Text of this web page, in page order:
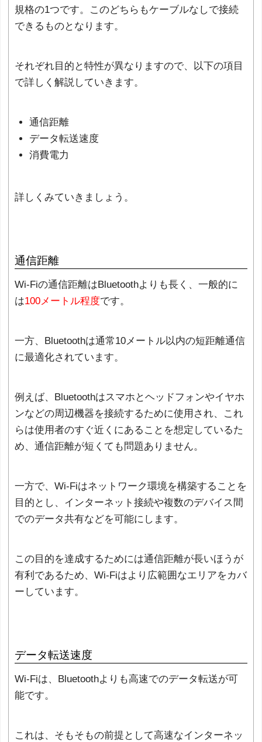
規格の1つです。このどちらもケーブルなしで接続
できるものとなります。
それぞれ目的と特性が異なりますので、以下の項目
で詳しく解説していきます。
通信距離
データ転送速度
消費電力
詳しくみていきましょう。
通信距離
Wi-Fiの通信距離はBluetoothよりも長く、一般的に
は100メートル程度です。
一方、Bluetoothは通常10メートル以内の短距離通信
に最適化されています。
例えば、Bluetoothはスマホとヘッドフォンやイヤホ
ンなどの周辺機器を接続するために使用され、これ
らは使用者のすぐ近くにあることを想定しているた
め、通信距離が短くても問題ありません。
一方で、Wi-Fiはネットワーク環境を構築することを
目的とし、インターネット接続や複数のデバイス間
でのデータ共有などを可能にします。
この目的を達成するためには通信距離が長いほうが
有利であるため、Wi-Fiはより広範囲なエリアをカバ
ーしています。
データ転送速度
Wi-Fiは、Bluetoothよりも高速でのデータ転送が可
能です。
これは、そもそもの前提として高速なインターネッ